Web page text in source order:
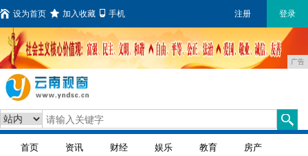
设为首页 加入收藏 手机 注册 登录
广告
首页 资讯 财经 娱乐 教育
房产